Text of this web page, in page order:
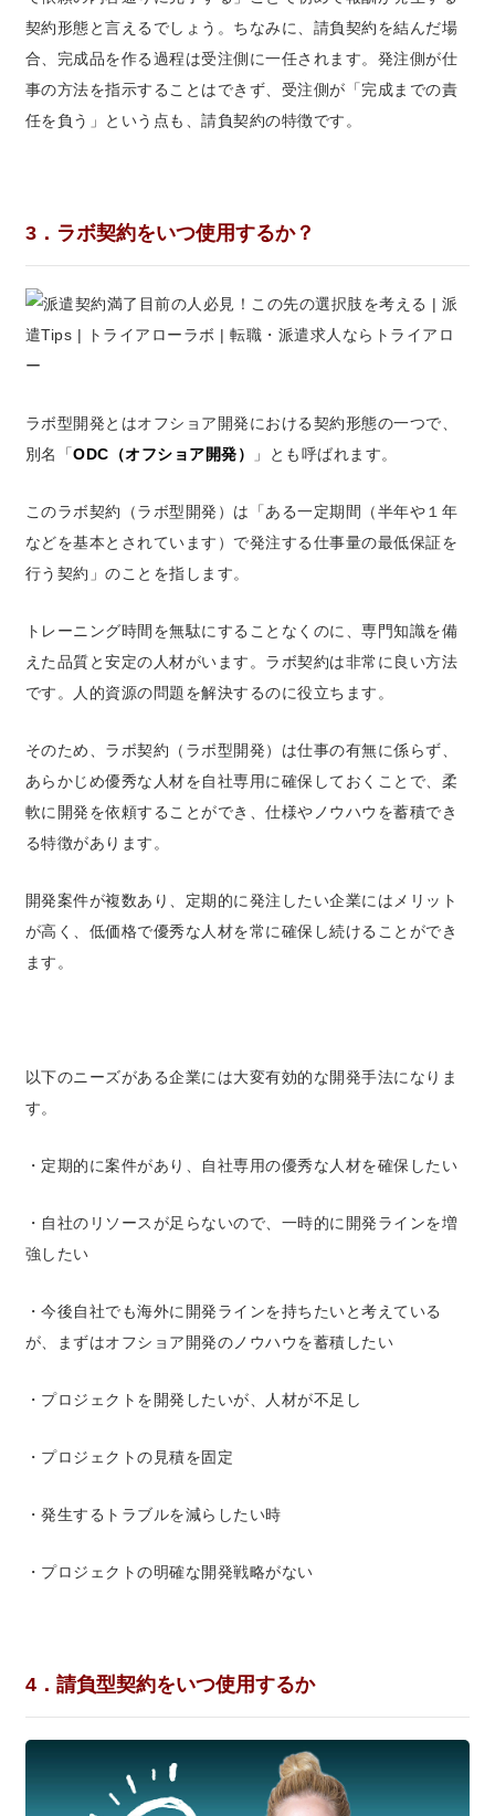
契約形態と言えるでしょう。ちなみに、請負契約を結んだ場
合、完成品を作る過程は受注側に一任されます。発注側が仕
事の方法を指示することはできず、受注側が「完成までの責
任を負う」という点も、請負契約の特徴です。
3．ラボ契約をいつ使用するか？
ラボ型開発とはオフショア開発における契約形態の一つで、
別名「ODC（オフショア開発） 」とも呼ばれます。
このラボ契約（ラボ型開発）は「ある一定期間（半年や１年
などを基本とされています）で発注する仕事量の最低保証を
行う契約」のことを指します。
トレーニング時間を無駄にすることなくのに、専門知識を備
えた品質と安定の人材がいます。ラボ契約は非常に良い方法
です。人的資源の問題を解決するのに役立ちます。
そのため、ラボ契約（ラボ型開発）は仕事の有無に係らず、
あらかじめ優秀な人材を自社専用に確保しておくことで、柔
軟に開発を依頼することができ、仕様やノウハウを蓄積でき
る特徴があります。
開発案件が複数あり、定期的に発注したい企業にはメリット
が高く、低価格で優秀な人材を常に確保し続けることができ
ます。
以下のニーズがある企業には大変有効的な開発手法になりま
す。
・定期的に案件があり、自社専用の優秀な人材を確保したい
・自社のリソースが足らないので、一時的に開発ラインを増
強したい
・今後自社でも海外に開発ラインを持ちたいと考えている
が、まずはオフショア開発のノウハウを蓄積したい
・プロジェクトを開発したいが、人材が不足し
・プロジェクトの見積を固定
・発生するトラブルを減らしたい時
・プロジェクトの明確な開発戦略がない
4．請負型契約をいつ使用するか